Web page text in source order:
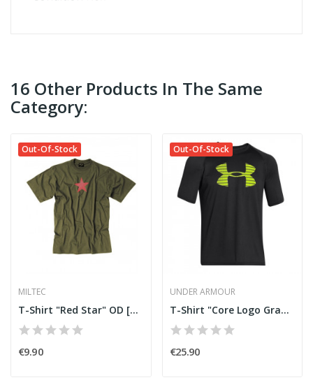
16 Other Products In The Same
Category:
Out-Of-Stock
MILTEC
T-Shirt "Red Star" OD [Miltec]
€9.90
Out-Of-Stock
UNDER ARMOUR
T-Shirt "Core Logo Graphic" Black [Under Armour]
€25.90